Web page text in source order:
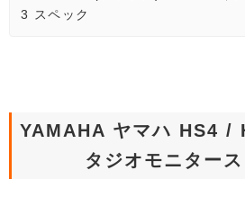
3
スペック
YAMAHA ヤマハ HS4 /
タジオモニター